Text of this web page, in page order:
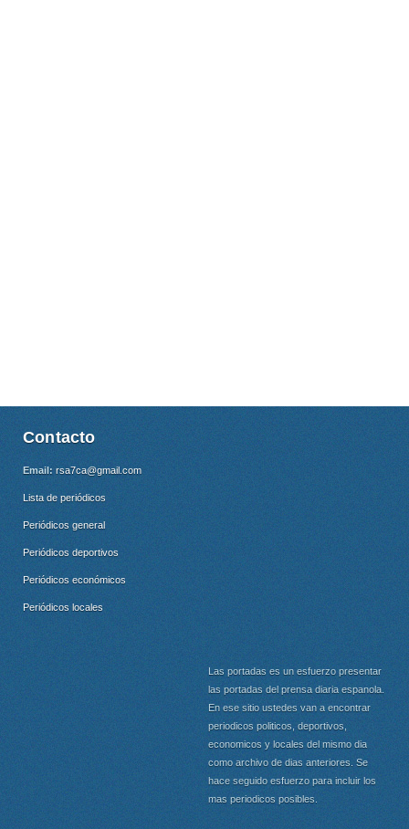
Contacto
Email: rsa7ca@gmail.com
Lista de periódicos
Periódicos general
Periódicos deportivos
Periódicos económicos
Periódicos locales
Las portadas es un esfuerzo presentar
las portadas del prensa diaria espanola.
En ese sitio ustedes van a encontrar
periodicos politicos, deportivos,
economicos y locales del mismo dia
como archivo de dias anteriores. Se
hace seguido esfuerzo para incluir los
mas periodicos posibles.